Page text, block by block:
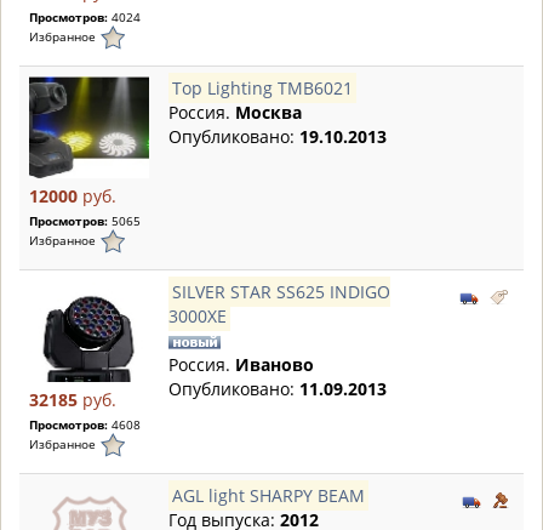
Просмотров: 4024
Избранное
12000 руб.
Просмотров: 5065
Избранное
Top Lighting TMB6021
Россия. Москва
Опубликовано: 19.10.2013
32185 руб.
Просмотров: 4608
Избранное
SILVER STAR SS625 INDIGO
3000XE
Россия. Иваново
Опубликовано: 11.09.2013
AGL light SHARPY BEAM
Год выпуска: 2012